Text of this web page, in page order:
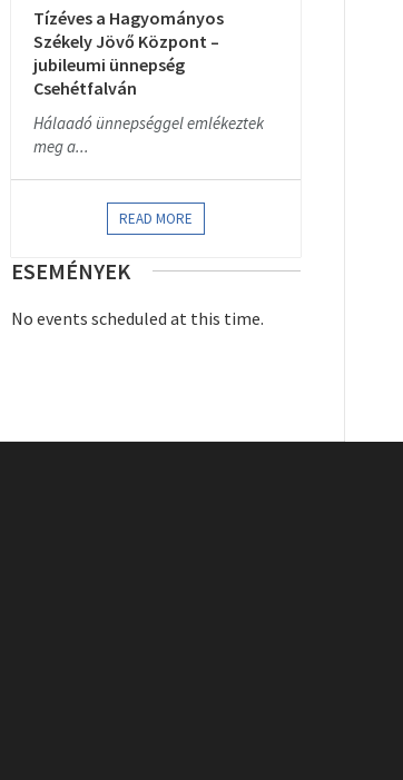
Tízéves a Hagyományos
Székely Jövő Központ –
jubileumi ünnepség
Csehétfalván
Hálaadó ünnepséggel emlékeztek
meg a...
READ MORE
ESEMÉNYEK
No events scheduled at this time.